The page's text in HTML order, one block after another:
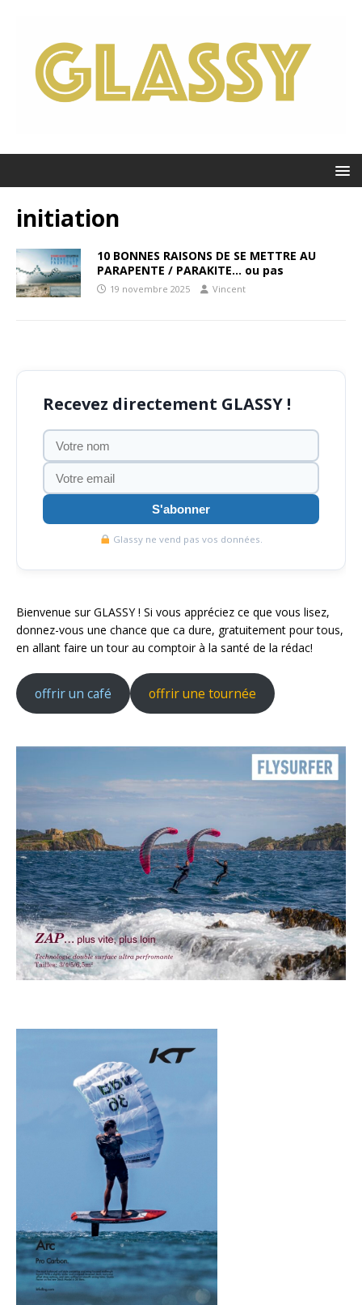
initiation
10 BONNES RAISONS DE SE METTRE AU
PARAPENTE / PARAKITE… ou pas
19 novembre 2025 Vincent
Recevez directement GLASSY !
S'abonner
Glassy ne vend pas vos données.
Bienvenue sur GLASSY ! Si vous appréciez ce que vous lisez,
donnez-vous une chance que ca dure, gratuitement pour tous,
en allant faire un tour au comptoir à la santé de la rédac!
offrir un café offrir une tournée